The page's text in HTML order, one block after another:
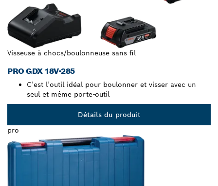
Visseuse à chocs/boulonneuse sans fil
PRO GDX 18V-285
C’est l’outil idéal pour boulonner et visser avec un
seul et même porte-outil
Détails du produit
pro